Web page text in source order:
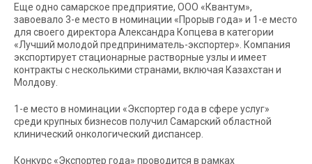
Еще одно самарское предприятие, ООО «Квантум»,
завоевало 3-е место в номинации «Прорыв года» и 1-е место
для своего директора Александра Копцева в категории
«Лучший молодой предприниматель-экспортер». Компания
экспортирует стационарные растворные узлы и имеет
контракты с несколькими странами, включая Казахстан и
Молдову.
1-е место в номинации «Экспортер года в сфере услуг»
среди крупных бизнесов получил Самарский областной
клинический онкологический диспансер.
Конкурс «Экспортер года» проводится в рамках